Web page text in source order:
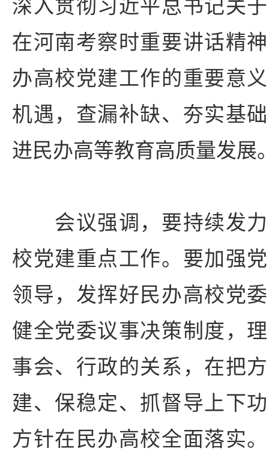
在河南考察时重要讲话精
办高校党建工作的重要意
机遇，查漏补缺、夯实基
进民办高等教育高质量发展
会议强调，要持续发力
校党建重点工作。要加强
领导，发挥好民办高校党
健全党委议事决策制度，
事会、行政的关系，在把
建、保稳定、抓督导上下
方针在民办高校全面落实